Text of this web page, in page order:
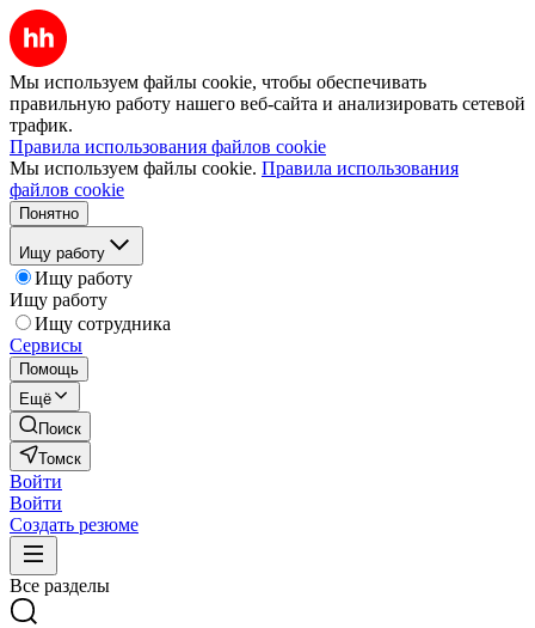
Мы используем файлы cookie, чтобы обеспечивать
правильную работу нашего веб-сайта и анализировать сетевой
трафик.
Правила использования файлов cookie
Мы используем файлы cookie. Правила использования
файлов cookie
Понятно
Ищу работу
Ищу работу
Ищу работу
Ищу сотрудника
Сервисы
Помощь
Ещё
Поиск
Томск
Войти
Войти
Создать резюме
Все разделы